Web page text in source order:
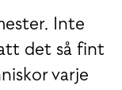
Inte
det så fint
varje